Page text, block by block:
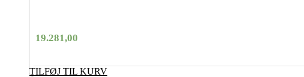
19.281,00
TILFØJ TIL KURV